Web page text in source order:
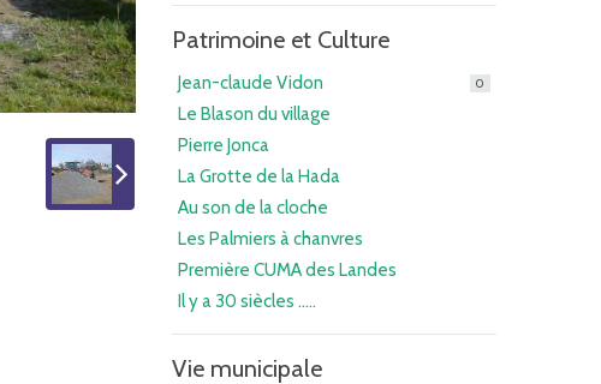
Patrimoine et Culture
Jean-claude Vidon 0
Le Blason du village
Pierre Jonca
La Grotte de la Hada
Au son de la cloche
Les Palmiers à chanvres
Première CUMA des Landes
Il y a 30 siècles .....
Vie municipale